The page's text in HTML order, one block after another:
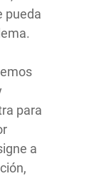
pueda
para
a